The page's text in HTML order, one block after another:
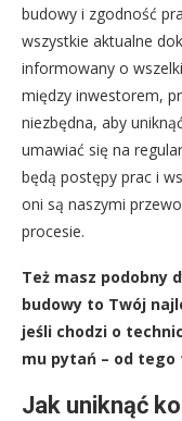
budowy i zgodność
wszystkie aktualne
informowany o
między inwestorem,
niezbędna, aby
umawiać się na
będą postępy prac i
oni są naszymi
procesie.
Też masz podobny
budowy to Twój
jeśli chodzi o
mu pytań – od
Jak uniknąć